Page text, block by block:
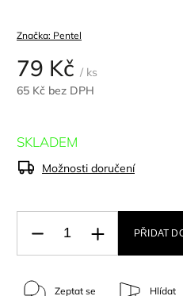
Značka: Pentel
79 Kč / ks
65 Kč bez DPH
SKLADEM
Možnosti doručení
PŘIDAT
Zeptat se Hlídat